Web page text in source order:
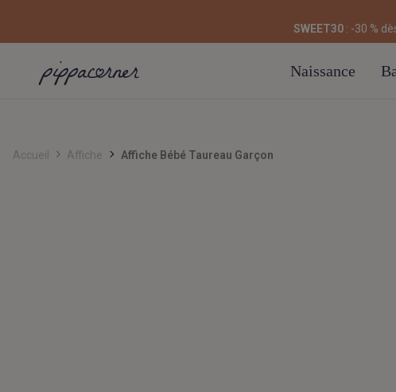
SWEET30 : -30 %
Naissance
Accueil Affiche Affiche Bébé Taureau Garçon